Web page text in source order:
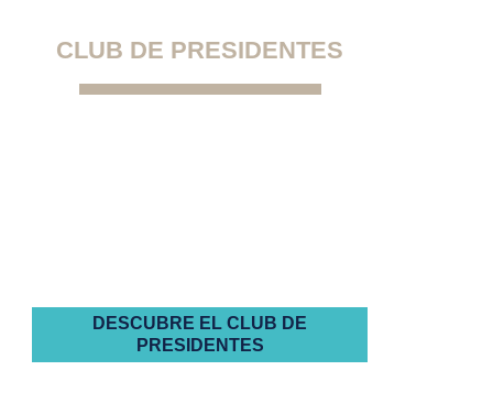
CLUB DE PRESIDENTES
DESCUBRE EL CLUB DE
PRESIDENTES